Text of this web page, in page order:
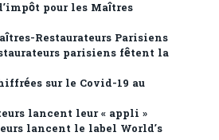
pour les Maîtres
Restaurateurs Parisiens
parisiens fêtent la
sur le Covid-19 au
lancent leur « appli »
lancent le label World’s